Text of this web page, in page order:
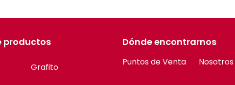
productos
Grafito
Dónde encontrarnos
Puntos de Venta Nosotros